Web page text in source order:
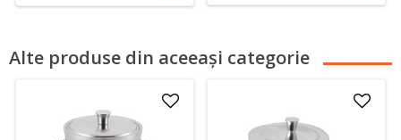
Alte produse din aceeași categorie